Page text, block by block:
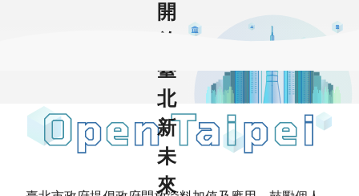
開
啟
臺
北
新
未
來